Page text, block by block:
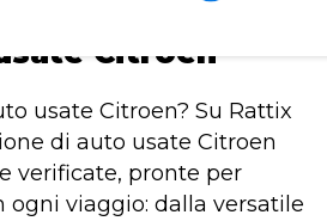
Citroen
usate Citroen? Su Rattix
di auto usate Citroen
verificate, pronte per
viaggio: dalla versatile